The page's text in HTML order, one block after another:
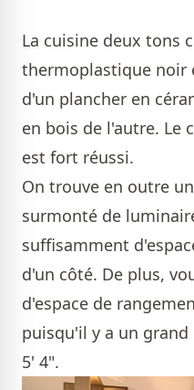
La cuisine deux tons
thermoplastique noir
d'un plancher en
en bois de l'autre. Le
est fort réussi.
On trouve en outre
surmonté de
suffisamment
d'un côté. De plus,
d'espace de
puisqu'il y a un
5' 4".